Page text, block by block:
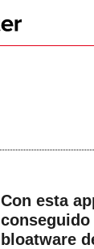
Con esta
conseguido
bloatware